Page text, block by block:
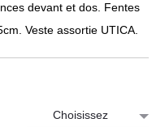
devant et dos. Fentes
Veste assortie UTICA.